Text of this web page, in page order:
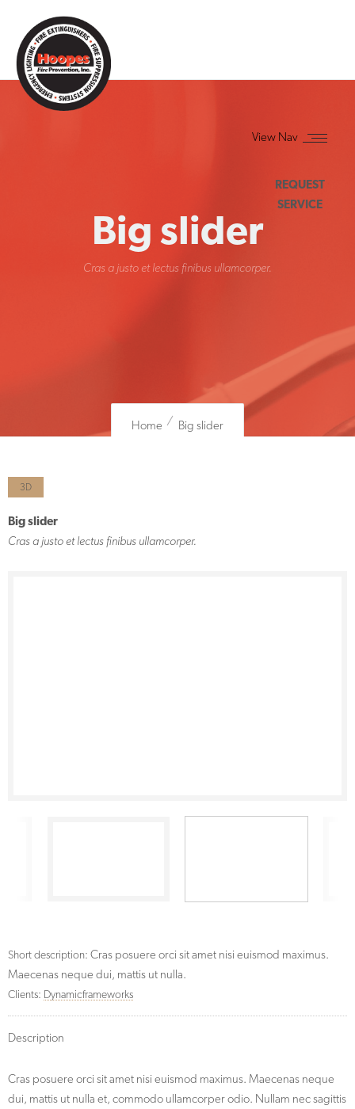
REQUEST
SERVICE
Big slider
Cras a justo et lectus finibus ullamcorper.
Home Big slider
3D
Big slider
Cras a justo et lectus finibus ullamcorper.
Short description: Cras posuere orci sit amet nisi euismod maximus.
Maecenas neque dui, mattis ut nulla.
Clients: Dynamicframeworks
Description
Cras posuere orci sit amet nisi euismod maximus. Maecenas neque
dui, mattis ut nulla et, commodo ullamcorper odio. Nullam nec sagittis